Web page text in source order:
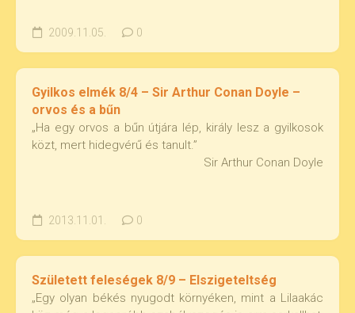
2009.11.05. 0
Gyilkos elmék 8/4 – Sir Arthur Conan Doyle –
orvos és a bűn
„Ha egy orvos a bűn útjára lép, király lesz a gyilkosok
közt, mert hidegvérű és tanult.”
Sir Arthur Conan Doyle
2013.11.01. 0
Született feleségek 8/9 – Elszigeteltség
„Egy olyan békés nyugodt környéken, mint a Lilaakác